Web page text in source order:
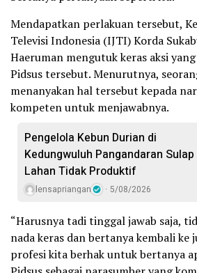
Mendapatkan perlakuan tersebut,
Televisi Indonesia (IJTI) Korda
Haeruman mengutuk keras aksi
Pidsus tersebut. Menurutnya,
menanyakan hal tersebut kepada
kompeten untuk menjawabnya.
Pengelola Kebun Durian di
Kedungwuluh Pangandaran Sulap
Lahan Tidak Produktif ‎
lensapriangan 5/08/2026
“Harusnya tadi tinggal jawab saja,
nada keras dan bertanya kembali ke
profesi kita berhak untuk bertanya